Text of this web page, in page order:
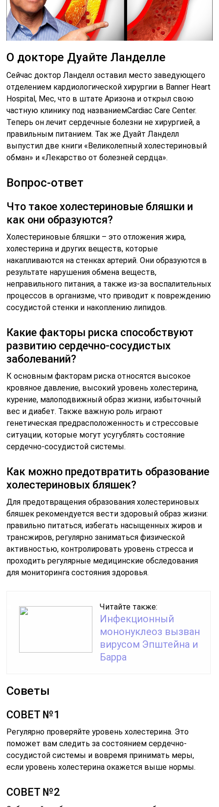
О докторе Дуайте Ланделле
Сейчас доктор Ланделл оставил место заведующего
отделением кардиологической хирургии в Banner Heart
Hospital, Мес, что в штате Аризона и открыл свою
частную клинику под названиемCardiac Care Center.
Теперь он лечит сердечные болезни не хирургией, а
правильным питанием. Так же Дуайт Ланделл
выпустил две книги «Великолепный холестериновый
обман» и «Лекарство от болезней сердца».
Вопрос-ответ
Что такое холестериновые бляшки и
как они образуются?
Холестериновые бляшки – это отложения жира,
холестерина и других веществ, которые
накапливаются на стенках артерий. Они образуются в
результате нарушения обмена веществ,
неправильного питания, а также из-за воспалительных
процессов в организме, что приводит к повреждению
сосудистой стенки и накоплению липидов.
Какие факторы риска способствуют
развитию сердечно-сосудистых
заболеваний?
К основным факторам риска относятся высокое
кровяное давление, высокий уровень холестерина,
курение, малоподвижный образ жизни, избыточный
вес и диабет. Также важную роль играют
генетическая предрасположенность и стрессовые
ситуации, которые могут усугублять состояние
сердечно-сосудистой системы.
Как можно предотвратить образование
холестериновых бляшек?
Для предотвращения образования холестериновых
бляшек рекомендуется вести здоровый образ жизни:
правильно питаться, избегать насыщенных жиров и
трансжиров, регулярно заниматься физической
активностью, контролировать уровень стресса и
проходить регулярные медицинские обследования
для мониторинга состояния здоровья.
Читайте также:
Инфекционный
мононуклеоз вызван
вирусом Эпштейна и
Барра
Советы
СОВЕТ №1
Регулярно проверяйте уровень холестерина. Это
поможет вам следить за состоянием сердечно-
сосудистой системы и вовремя принимать меры,
если уровень холестерина окажется выше нормы.
СОВЕТ №2